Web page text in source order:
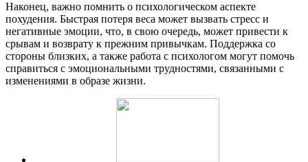
Наконец, важно помнить о психологическом аспекте
похудения. Быстрая потеря веса может вызвать стресс и
негативные эмоции, что, в свою очередь, может привести к
срывам и возврату к прежним привычкам. Поддержка со
стороны близких, а также работа с психологом могут помочь
справиться с эмоциональными трудностями, связанными с
изменениями в образе жизни.